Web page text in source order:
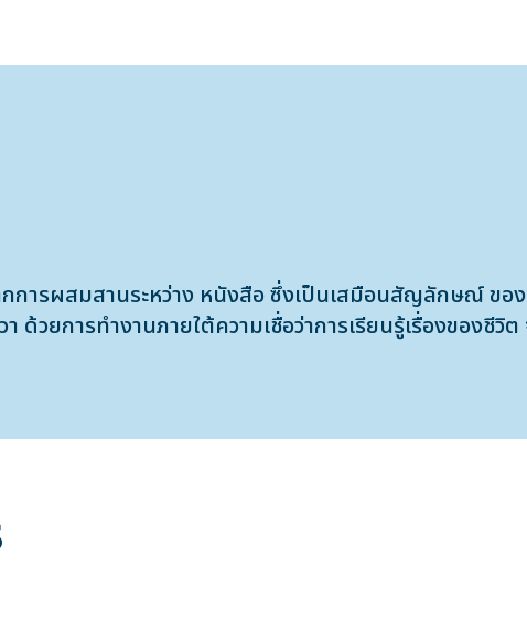
ผสมสานระหว่าง หนังสือ ซึ่งเป็นเสมือนสัญลักษณ์ ของก
วยการทำงานภายใต้ความเชื่อว่าการเรียนรู้เรื่องของชี